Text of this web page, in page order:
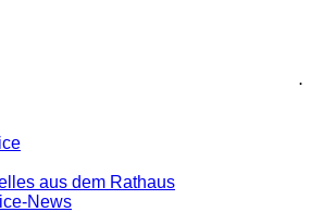
.
aus dem Rathaus
News